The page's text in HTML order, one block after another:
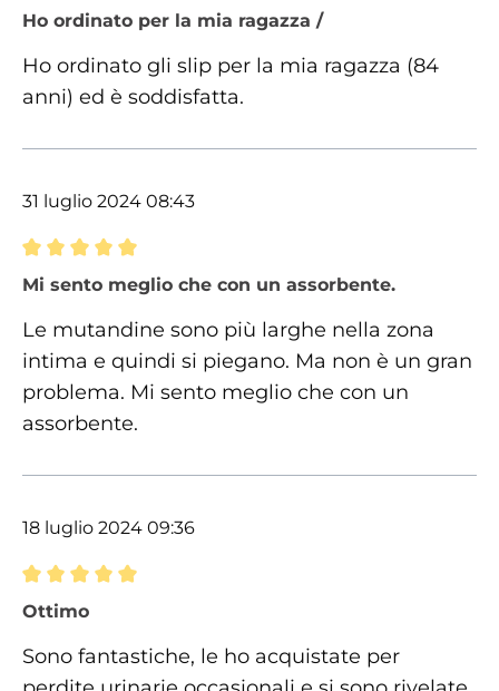
Recensione con valutazione di 5 su 5 stelle
Ho ordinato per la mia ragazza /
Ho ordinato gli slip per la mia ragazza (84
anni) ed è soddisfatta.
31 luglio 2024 08:43
Recensione con valutazione di 5 su 5 stelle
Mi sento meglio che con un assorbente.
Le mutandine sono più larghe nella zona
intima e quindi si piegano. Ma non è un gran
problema. Mi sento meglio che con un
assorbente.
18 luglio 2024 09:36
Recensione con valutazione di 5 su 5 stelle
Ottimo
Sono fantastiche, le ho acquistate per